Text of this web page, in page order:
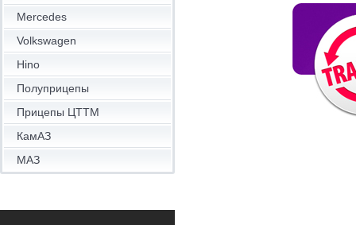
Mercedes
Volkswagen
Hino
Полуприцепы
Прицепы ЦТТМ
КамАЗ
МАЗ